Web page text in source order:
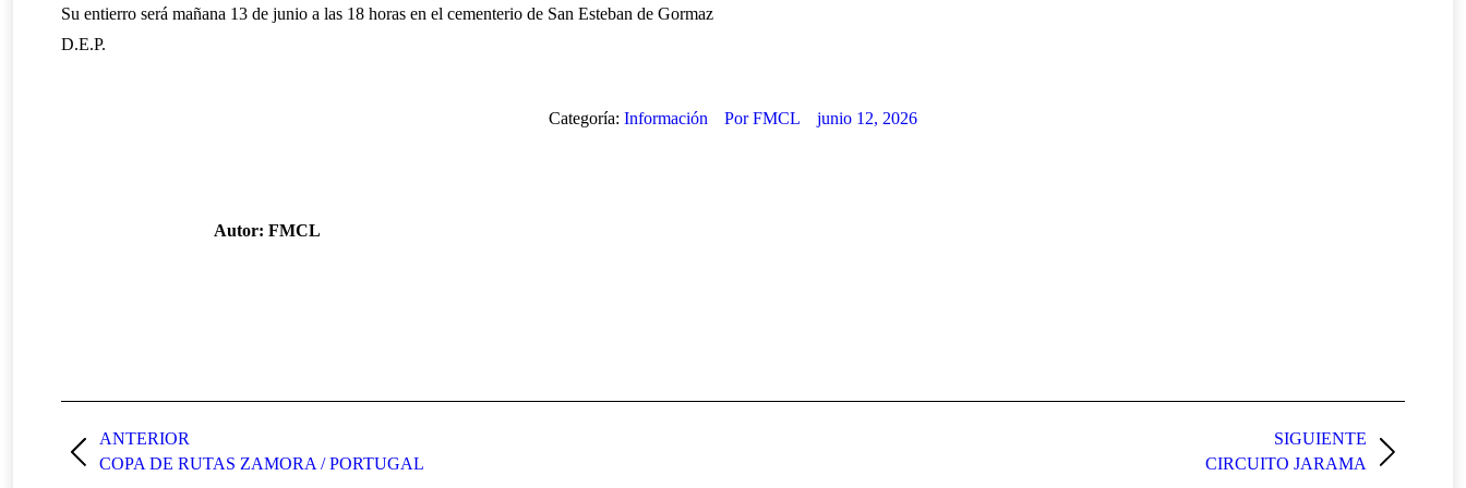
Su entierro será mañana 13 de junio a las 18 horas en el cementerio de San Esteban de Gormaz
D.E.P.
Categoría: Información PorFMCL junio 12, 2026
Autor: FMCL
entre
publicaciones
ANTERIOR
Publicación
COPA DE RUTAS ZAMORA / PORTUGAL
SIGUIENTE
CIRCUITO JARAMA